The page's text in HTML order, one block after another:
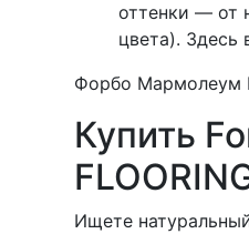
оттенки — от
цвета). Здесь
Форбо Мармолеум
Купить
Ищете